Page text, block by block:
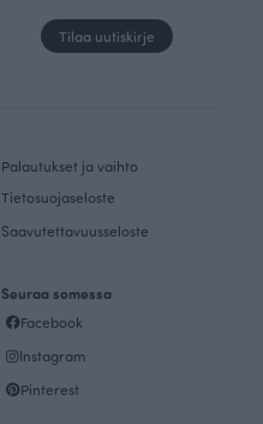
Tilaa uutiskirje
Palautukset ja vaihto
Tietosuojaseloste
Saavutettavuusseloste
Seuraa somessa
Facebook
Instagram
Pinterest